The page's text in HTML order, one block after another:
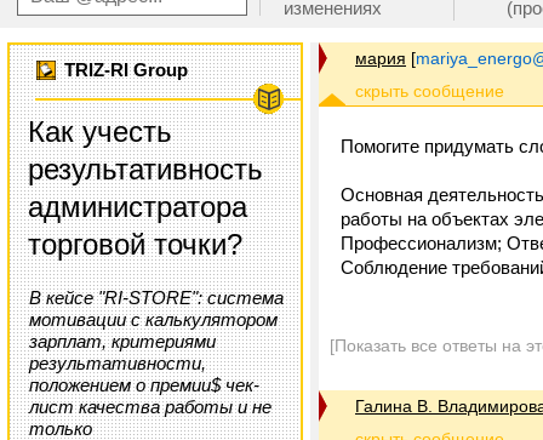
изменениях
TRIZ-RI Group
Как учесть
результативность
администратора
торговой точки?
В кейсе "RI-STORE": система
мотивации с калькулятором
зарплат, критериями
результативности,
положением о премии$ чек-
лист качества работы и не
только
мария [
Помогите придумать
Основная
работы на объектах
Профессионализм;
Соблюдение
[Показать все ответы на
Галина В.